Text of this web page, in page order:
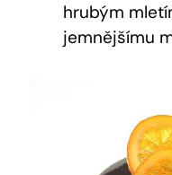
hrubým
jemnějšímu